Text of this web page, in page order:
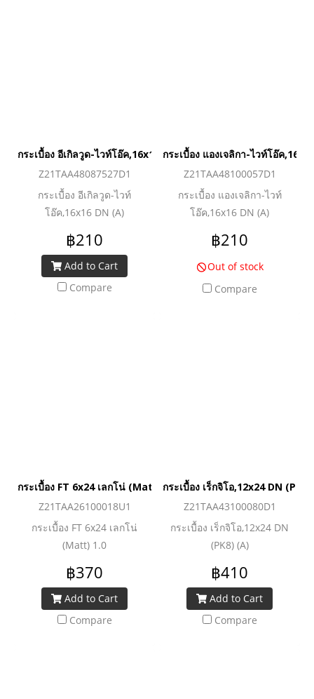
กระเบื้อง อีเกิลวูด-ไวท์โอ๊ค,16x16 DN (A)
Z21TAA48087527D1
กระเบื้อง อีเกิลวูด-ไวท์
โอ๊ค,16x16 DN (A)
฿210
Add to Cart
Compare
กระเบื้อง แองเจลิกา-ไวท์โอ๊ค
Z21TAA48100057D1
กระเบื้อง แองเจลิกา-ไวท์
โอ๊ค,16x16 DN (A)
฿210
Out of stock
Compare
กระเบื้อง FT 6x24 เลกโน่ (Matt) 1.0
Z21TAA26100018U1
กระเบื้อง FT 6x24 เลกโน่
(Matt) 1.0
฿370
Add to Cart
Compare
กระเบื้อง เร็กจิโอ,12x24 DN
Z21TAA43100080D1
กระเบื้อง เร็กจิโอ,12x24 DN
(PK8) (A)
฿410
Add to Cart
Compare